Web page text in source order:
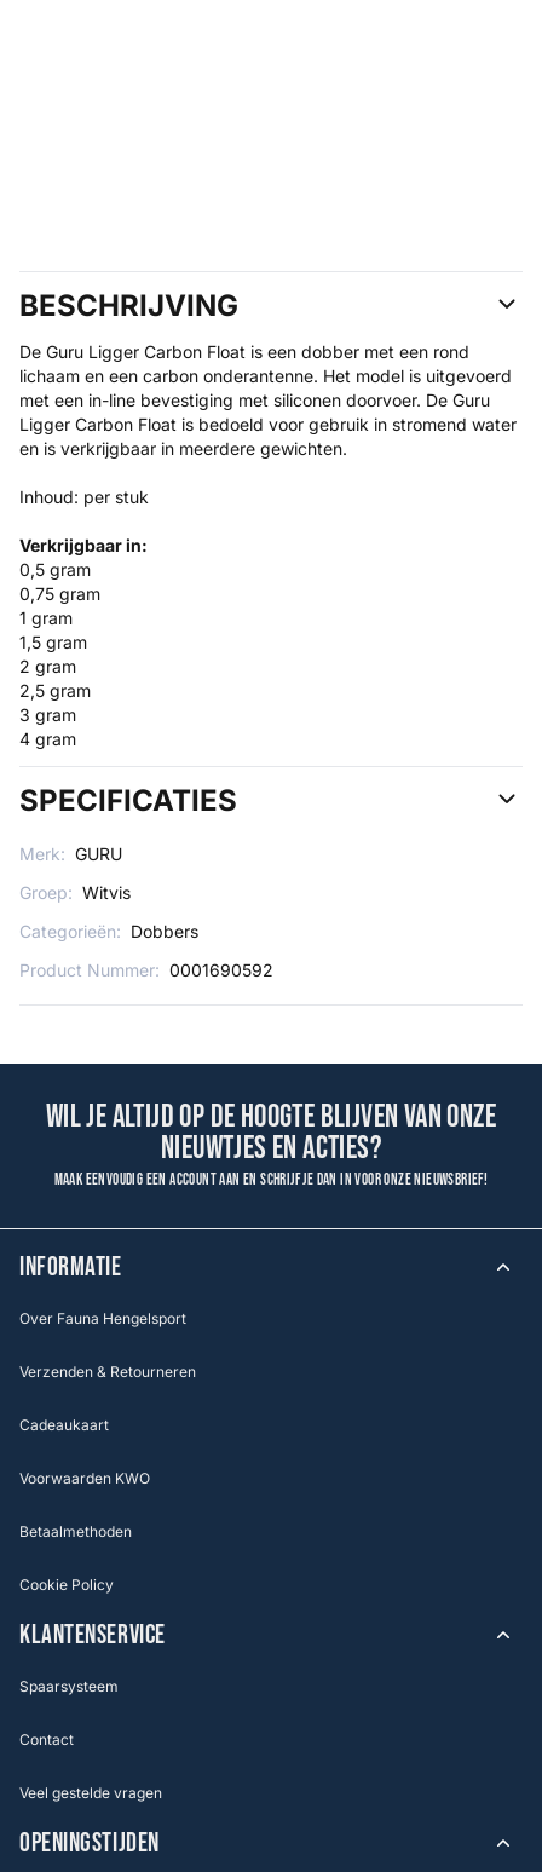
BESCHRIJVING
De Guru Ligger Carbon Float is een dobber met een rond
lichaam en een carbon onderantenne. Het model is uitgevoerd
met een in-line bevestiging met siliconen doorvoer. De Guru
Ligger Carbon Float is bedoeld voor gebruik in stromend water
en is verkrijgbaar in meerdere gewichten.
Inhoud: per stuk
Verkrijgbaar in:
0,5 gram
0,75 gram
1 gram
1,5 gram
2 gram
2,5 gram
3 gram
4 gram
SPECIFICATIES
Merk: GURU
Groep: Witvis
Categorieën: Dobbers
Product Nummer: 0001690592
Wil je altijd op de hoogte blijven van onze
nieuwtjes en acties?
Maak eenvoudig een account aan en schrijf je dan in voor onze nieuwsbrief!
INFORMATIE
Over Fauna Hengelsport
Verzenden & Retourneren
Cadeaukaart
Voorwaarden KWO
Betaalmethoden
Cookie Policy
KLANTENSERVICE
Spaarsysteem
Contact
Veel gestelde vragen
OPENINGSTIJDEN